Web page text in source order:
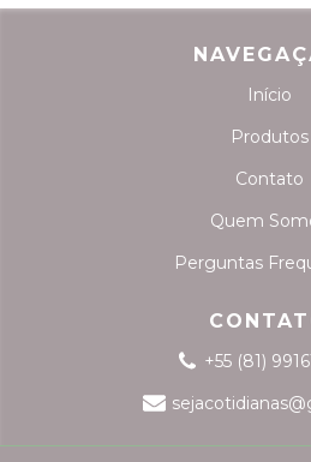
Início
Produtos
Contato
Quem
Perguntas
+55 (81)